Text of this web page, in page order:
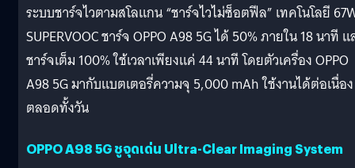
ระบบชาร์จไวตามสโลแกน “ชาร์จไวไม่ซ็อตฟีล” เทคโนโลยี
SUPERVOOC ชาร์จ OPPO A98 5G ได้ 50% ภายใน 18 นาที
ชาร์จเต็ม 100% ใช้เวลาเพียงแค่ 44 นาที โดยตัวเครื่อง OPPO
A98 5G มากับแบตเตอรี่ความจุ 5,000 mAh ใช้งานได้ต่อเนื่อง
ตลอดทั้งวัน
OPPO A98 5G ชูจุดเด่น Ultra-Clear Imaging System